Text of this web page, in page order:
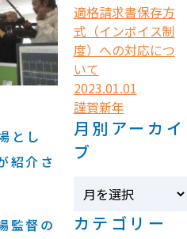
とし
紹介さ
監督の
適格請求書保存方
式（インボイス制
度）への対応につ
いて
2023.01.01
謹賀新年
月別アーカイ
ブ
カテゴリー